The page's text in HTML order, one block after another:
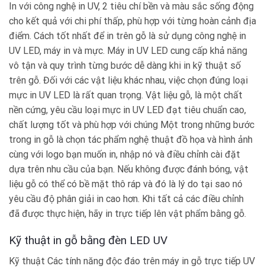
In với công nghệ in UV, 2 tiêu chí bền và màu sắc sống động
cho kết quả với chi phí thấp, phù hợp với từng hoàn cảnh địa
điểm. Cách tốt nhất để in trên gỗ là sử dụng công nghệ in
UV LED, máy in và mực. Máy in UV LED cung cấp khả năng
vô tận và quy trình từng bước dễ dàng khi in kỹ thuật số
trên gỗ. Đối với các vật liệu khác nhau, việc chọn đúng loại
mực in UV LED là rất quan trọng. Vật liệu gỗ, là một chất
nền cứng, yêu cầu loại mực in UV LED đạt tiêu chuẩn cao,
chất lượng tốt và phù hợp với chúng Một trong những bước
trong in gỗ là chọn tác phẩm nghệ thuật đồ họa và hình ảnh
cùng với logo bạn muốn in, nhập nó và điều chỉnh cài đặt
dựa trên nhu cầu của bạn. Nếu không được đánh bóng, vật
liệu gỗ có thể có bề mặt thô ráp và đó là lý do tại sao nó
yêu cầu độ phân giải in cao hơn. Khi tất cả các điều chỉnh
đã được thực hiện, hãy in trực tiếp lên vật phẩm bằng gỗ.
Kỹ thuật in gỗ bằng đèn LED UV
Kỹ thuật Các tính năng độc đáo trên máy in gỗ trực tiếp UV